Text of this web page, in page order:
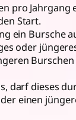
pro Jahrgang
Start.
ein Bursche
oder
darf dieses
einen